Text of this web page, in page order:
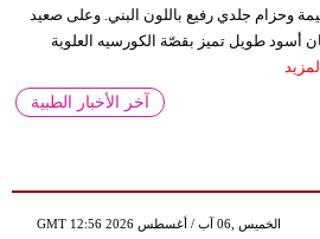
وحزام جلدي رفيع باللون البني. وعلى صعيد
أسود طويل تميز بقصّة الكورسيه العلوية
آخر الأخبار الطبية
GMT 12:56 2026 الخميس ,06 آب / أغسطس